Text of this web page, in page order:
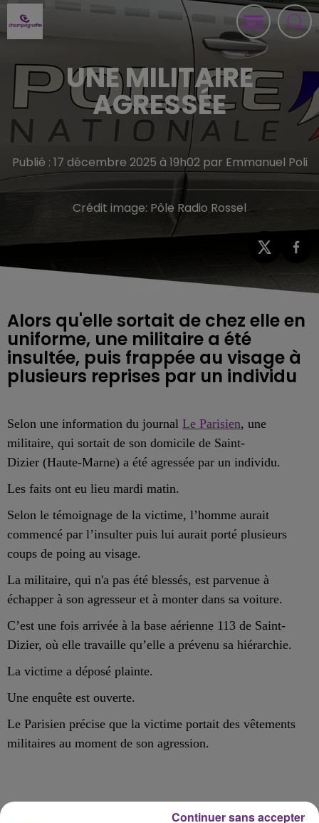
UNE MILITAIRE
AGRESSÉE
Publié : 17 décembre 2025 à 19h02 par Emmanuel Poli
Crédit image: Pôle Radio Rossel
Alors qu'elle sortait de chez elle en
uniforme, une militaire a été
insultée, puis frappée au visage à
Selon une information du journal Le Parisien, une
militaire, qui sortait de son domicile de Saint-
Dizier (Haute-Marne) a été agressée par un individu.
Les faits ont eu lieu mardi matin.
Selon le témoignage de la victime, l’homme aurait
commencé par l’insulter puis lui aurait porté plusieurs
coups de poing au visage.
La militaire, qui n'a pas été blessés, est parvenue à
échapper à son agresseur et à monter dans sa voiture.
C’est une fois arrivée à la base aérienne 113 de Saint-
Dizier, où elle travaille qu’elle a prévenu sa hiérarchie.
La victime a déposé plainte.
Une enquête est ouverte.
Le Parisien précise que la victime portait des vêtements
militaires au moment de son agression.
Continuer sans accepter